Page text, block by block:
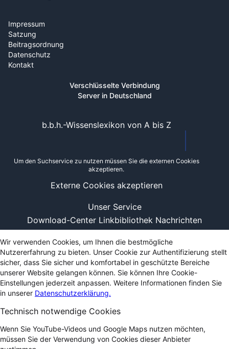
Impressum
Satzung
Beitragsordnung
Datenschutz
Kontakt
Verschlüsselte Verbindung
Server in Deutschland
Unser Service
Download-Center Linkbibliothek Nachrichten
b.b.h.-Wissenslexikon von A bis Z
Um den Suchservice zu nutzen müssen Sie die externen Cookies
akzeptieren.
Externe Cookies akzeptieren
Wir verwenden Cookies, um Ihnen die bestmögliche
Nutzererfahrung zu bieten. Unser Cookie zur Authentifizierung stellt
sicher, dass Sie sicher und komfortabel in geschützte Bereiche
unserer Website gelangen können. Sie können Ihre Cookie-
Einstellungen jederzeit anpassen. Weitere Informationen finden Sie
in unserer Datenschutzerklärung.
Technisch notwendige Cookies
Wenn Sie YouTube-Videos und Google Maps nutzen möchten,
müssen Sie der Verwendung von Cookies dieser Anbieter